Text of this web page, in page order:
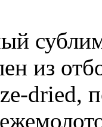
из
dried,